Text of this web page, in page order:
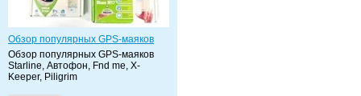
Обзор популярных GPS-маяков
Обзор популярных GPS-маяков
Starline, Автофон, Fnd me, X-
Keeper, Piligrim